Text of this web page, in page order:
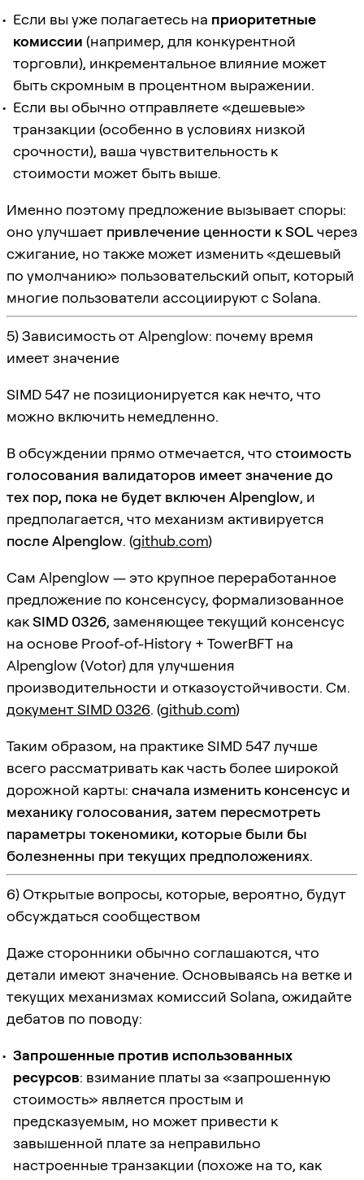
Если вы уже полагаетесь на приоритетные
комиссии (например, для конкурентной
торговли), инкрементальное влияние может
быть скромным в процентном выражении.
Если вы обычно отправляете «дешевые»
транзакции (особенно в условиях низкой
срочности), ваша чувствительность к
стоимости может быть выше.
Именно поэтому предложение вызывает споры:
оно улучшает привлечение ценности к SOLчерез
сжигание, но также может изменить «дешевый
по умолчанию» пользовательский опыт, который
многие пользователи ассоциируют с Solana.
5) Зависимость от Alpenglow: почему время
имеет значение
SIMD 547 не позиционируется как нечто, что
можно включить немедленно.
В обсуждении прямо отмечается, что стоимость
голосования валидаторов имеет значение до
тех пор, пока не будет включен Alpenglow, и
предполагается, что механизм активируется
после Alpenglow. (github.com)
Сам Alpenglow — это крупное переработанное
предложение по консенсусу, формализованное
какSIMD 0326, заменяющее текущий консенсус
на основе Proof-of-History + TowerBFT на
Alpenglow (Votor) для улучшения
производительности и отказоустойчивости. См.
документ SIMD 0326. (github.com)
Таким образом, на практике SIMD 547 лучше
всего рассматривать как часть более широкой
дорожной карты: сначала изменить консенсус и
механику голосования, затем пересмотреть
параметры токеномики, которые были бы
болезненны при текущих предположениях.
6) Открытые вопросы, которые, вероятно, будут
обсуждаться сообществом
Даже сторонники обычно соглашаются, что
детали имеют значение. Основываясь на ветке и
текущих механизмах комиссий Solana, ожидайте
дебатов по поводу:
Запрошенные против использованных
ресурсов: взимание платы за «запрошенную
стоимость» является простым и
предсказуемым, но может привести к
завышенной плате за неправильно
настроенные транзакции (похоже на то, как